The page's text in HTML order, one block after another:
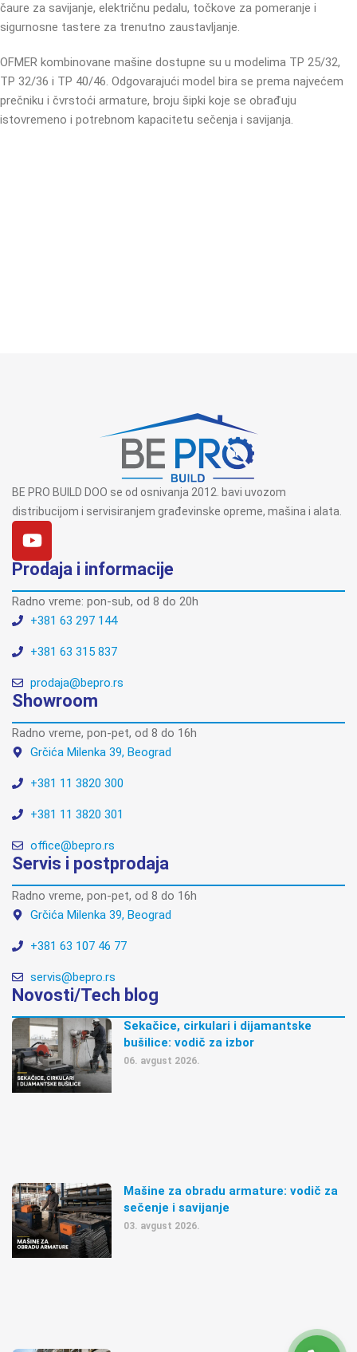
čaure za savijanje, električnu pedalu, točkove za pomeranje i
sigurnosne tastere za trenutno zaustavljanje.
OFMER kombinovane mašine dostupne su u modelima TP 25/32,
TP 32/36 i TP 40/46. Odgovarajući model bira se prema najvećem
prečniku i čvrstoći armature, broju šipki koje se obrađuju
istovremeno i potrebnom kapacitetu sečenja i savijanja.
BE PRO BUILD DOO se od osnivanja 2012. bavi uvozom
distribucijom i servisiranjem građevinske opreme, mašina i alata.
Prodaja i informacije
Radno vreme: pon-sub, od 8 do 20h
+381 63 297 144
+381 63 315 837
prodaja@bepro.rs
Showroom
Radno vreme, pon-pet, od 8 do 16h
Grčića Milenka 39, Beograd
+381 11 3820 300
+381 11 3820 301
office@bepro.rs
Servis i postprodaja
Radno vreme, pon-pet, od 8 do 16h
Grčića Milenka 39, Beograd
+381 63 107 46 77
servis@bepro.rs
Novosti/Tech blog
Sekačice, cirkulari i dijamantske
bušilice: vodič za izbor
06. avgust 2026.
Mašine za obradu armature: vodič za
sečenje i savijanje
03. avgust 2026.